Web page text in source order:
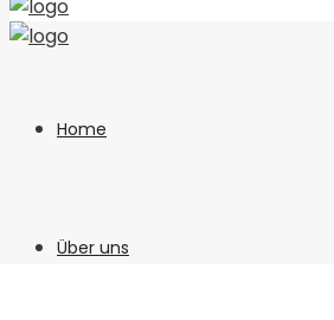
Home
Über uns